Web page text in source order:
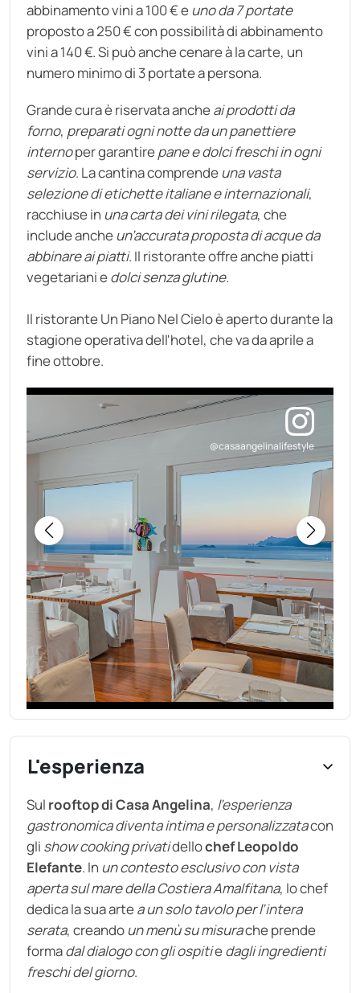
abbinamento vini a 100 € e uno da 7 portate
proposto a 250 € con possibilità di abbinamento
vini a 140 €. Si può anche cenare à la carte, un
numero minimo di 3 portate a persona.
Grande cura è riservata ancheai prodotti da
forno, preparati ogni notte da un panettiere
internoper garantirepane e dolci freschi in ogni
servizio. La cantina comprende una vasta
selezione di etichette italiane e internazionali,
racchiuse in una carta dei vini rilegata, che
include anche un’accurata proposta di acque da
abbinare ai piatti. Il ristorante offre anche piatti
vegetariani edolci senza glutine.
Il ristorante Un Piano Nel Cielo è aperto durante la
stagione operativa dell'hotel, che va da aprile a
fine ottobre.
@casaangelinalifestyle
L'esperienza
Sul rooftop di Casa Angelina, l’esperienza
gastronomica diventa intima e personalizzatacon
gli show cooking privatidellochef Leopoldo
Elefante. In un contesto esclusivo con vista
aperta sul mare della Costiera Amalfitana, lo chef
dedica la sua artea un solo tavolo per l’intera
serata, creando un menù su misurache prende
formadal dialogo con gli ospitiedagli ingredienti
freschi del giorno.